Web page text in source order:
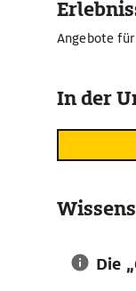
Angebote
In der
Die